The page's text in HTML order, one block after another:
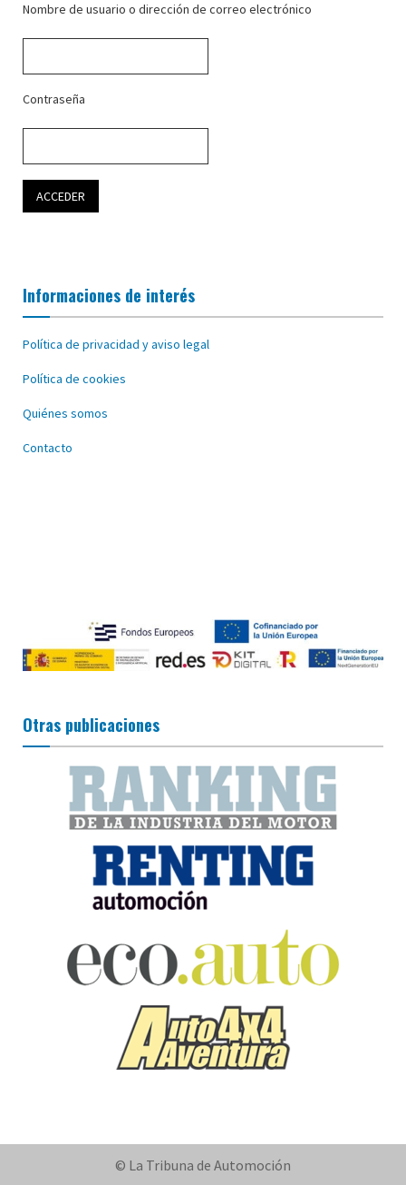
Nombre de usuario o dirección de correo electrónico
Contraseña
Informaciones de interés
Política de privacidad y aviso legal
Política de cookies
Quiénes somos
Contacto
Otras publicaciones
© La Tribuna de Automoción